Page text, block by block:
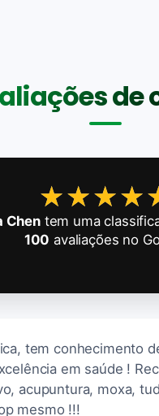
de
Chentem uma
100 avaliações no
tem conhecimento
em saúde !
acupuntura, moxa,
mesmo !!!